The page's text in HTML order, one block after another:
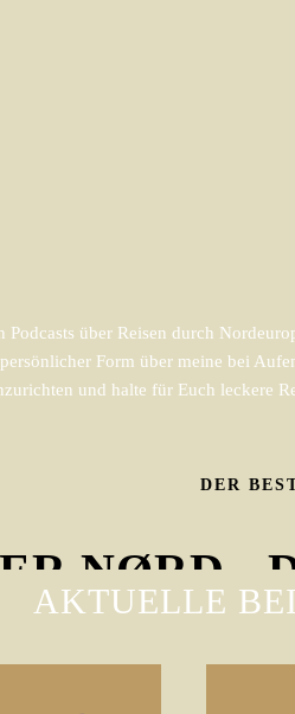
DER
NØRD -
über Reisen durch
Form über meine bei
und halte für Euch leckere
AKTUELLE